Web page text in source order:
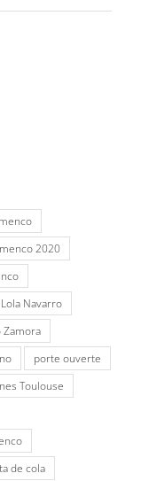
2020
Lola Navarro
Zamora
porte ouverte
Toulouse
de cola